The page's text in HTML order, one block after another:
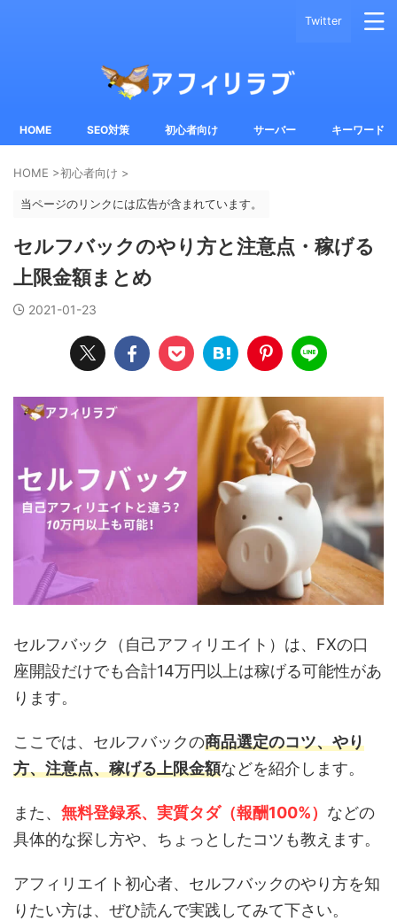
Twitter
HOME SEO対策 初心者向け サーバー キーワード
HOME >初心者向け >
当ページのリンクには広告が含まれています。
セルフバックのやり方と注意点・稼げる
上限金額まとめ
2021-01-23
セルフバック（自己アフィリエイト）は、FXの口
座開設だけでも合計14万円以上は稼げる可能性があ
ります。
ここでは、セルフバックの商品選定のコツ、やり
方、注意点、稼げる上限金額などを紹介します。
また、 無料登録系、実質タダ（報酬100%） などの
具体的な探し方や、ちょっとしたコツも教えます。
アフィリエイト初心者、セルフバックのやり方を知
りたい方は、ぜひ読んで実践してみて下さい。